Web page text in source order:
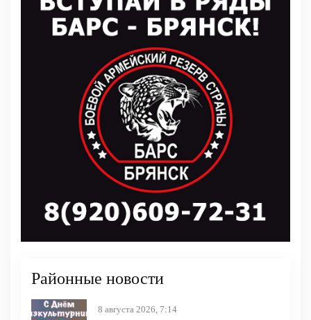
Районные новости
8 августа 2026, 7:14